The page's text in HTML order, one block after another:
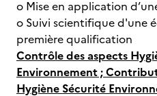
o Mise en application
o Suivi scientifique d'une
première qualification
Contrôle des aspects
Environnement ;
Hygiène Sécurité